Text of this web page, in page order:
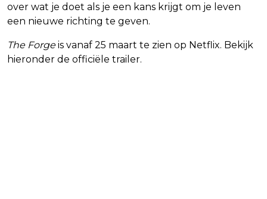
over wat je doet als je een kans krijgt om je leven
een nieuwe richting te geven.
The Forgeis vanaf 25 maart te zien op Netflix. Bekijk
hieronder de officiële trailer.